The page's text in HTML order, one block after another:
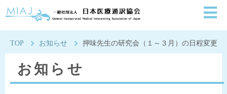
一般社団法人日本医療
TOP お知らせ 押味先生の研究会（１～３月）の日程変更
お知らせ